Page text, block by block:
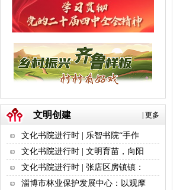
更多
文明创建
文化书院进行时 | 乐智书院“手作
文化书院进行时 | 文明育苗，向阳
文化书院进行时 | 张店区房镇镇：
淄博市林业保护发展中心：以观摩